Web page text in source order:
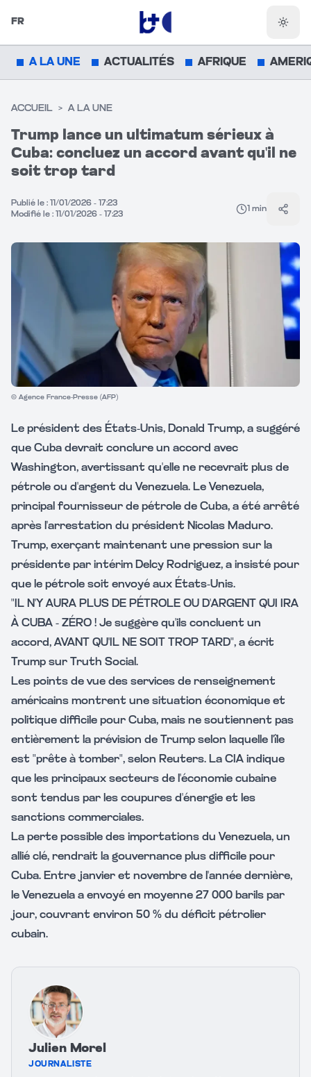
FR
A LA UNE ACTUALITÉS AFRIQUE
ACCUEIL > A LA UNE
Trump lance un ultimatum sérieux à
Cuba: concluez un accord avant qu'il ne
soit trop tard
Publié le : 11/01/2026 - 17:23
Modifié le : 11/01/2026 - 17:23
1 min
© Agence France-Presse (AFP)
Le président des États-Unis, Donald Trump, a suggéré
que Cuba devrait conclure un accord avec
Washington, avertissant qu'elle ne recevrait plus de
pétrole ou d'argent du Venezuela. Le Venezuela,
principal fournisseur de pétrole de Cuba, a été arrêté
après l'arrestation du président Nicolas Maduro.
Trump, exerçant maintenant une pression sur la
présidente par intérim Delcy Rodriguez, a insisté pour
que le pétrole soit envoyé aux États-Unis.
"IL N'Y AURA PLUS DE PÉTROLE OU D'ARGENT QUI IRA
À CUBA - ZÉRO ! Je suggère qu'ils concluent un
accord, AVANT QU'IL NE SOIT TROP TARD", a écrit
Trump sur Truth Social.
Les points de vue des services de renseignement
américains montrent une situation économique et
politique difficile pour Cuba, mais ne soutiennent pas
entièrement la prévision de Trump selon laquelle l'île
est "prête à tomber", selon Reuters. La CIA indique
que les principaux secteurs de l'économie cubaine
sont tendus par les coupures d'énergie et les
sanctions commerciales.
La perte possible des importations du Venezuela, un
allié clé, rendrait la gouvernance plus difficile pour
Cuba. Entre janvier et novembre de l'année dernière,
le Venezuela a envoyé en moyenne 27 000 barils par
jour, couvrant environ 50 % du déficit pétrolier
cubain.
Julien Morel
JOURNALISTE